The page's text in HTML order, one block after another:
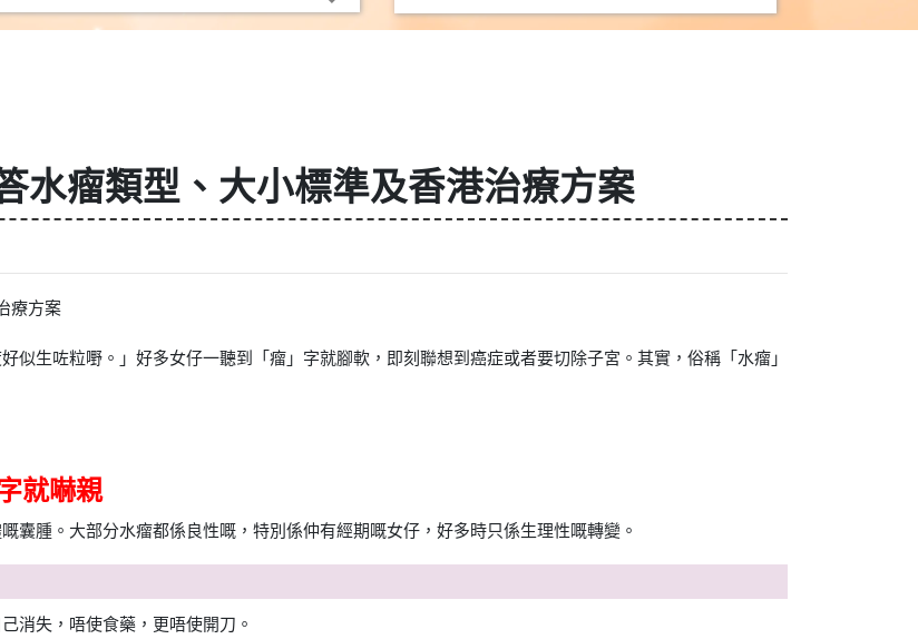
水瘤類型、大小標準及香港治療方案
療方案
似生咗粒嘢。」好多女仔一聽到「瘤」字就腳軟，即刻聯想到癌症或者要切除子宮。其實，俗稱「水瘤」
就嚇親
囊腫。大部分水瘤都係良性嘅，特別係仲有經期嘅女仔，好多時只係生理性嘅轉變。
消失，唔使食藥，更唔使開刀。